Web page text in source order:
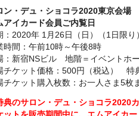
ン・デュ・ショコラ2020東京会場
アイカード会員ご内覧日
：2020年 1月26日（日）（1日限り）
時間：午前10時～午後8時
：新宿NSビル 地階＝イベントホー
チケット価格：500円（税込） 特
チケット購入枚数：お一人さま5枚
のサロン・デュ・ショコラ2020